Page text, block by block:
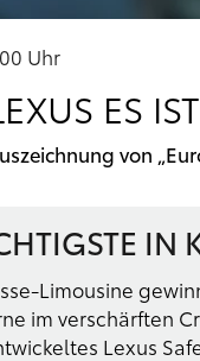
Uhr
ES
von
IN
Limousine
im verschärften
Lexus